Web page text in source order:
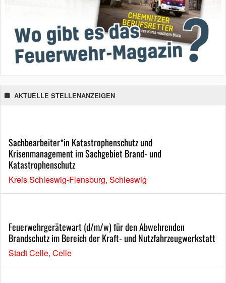
AKTUELLE STELLENANZEIGEN
Sachbearbeiter*in Katastrophenschutz und
Krisenmanagement im Sachgebiet Brand- und
Katastrophenschutz
Kreis Schleswig-Flensburg, Schleswig
Feuerwehrgerätewart (d/m/w) für den Abwehrenden
Brandschutz im Bereich der Kraft- und Nutzfahrzeugwerkstatt
Stadt Celle, Celle